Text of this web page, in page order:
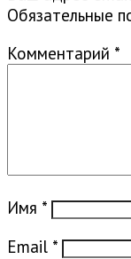
Обязательные
Комментарий *
Имя *
Email *